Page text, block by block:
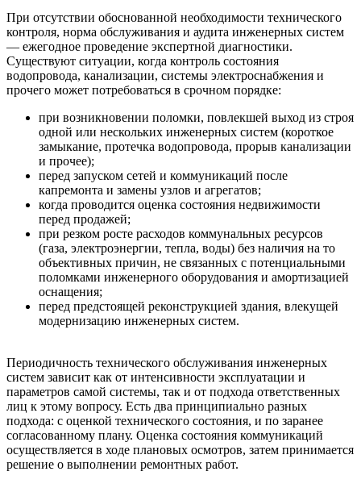
При отсутствии обоснованной необходимости технического
контроля, норма обслуживания и аудита инженерных систем
— ежегодное проведение экспертной диагностики.
Существуют ситуации, когда контроль состояния
водопровода, канализации, системы электроснабжения и
прочего может потребоваться в срочном порядке:
при возникновении поломки, повлекшей выход из строя
одной или нескольких инженерных систем (короткое
замыкание, протечка водопровода, прорыв канализации
и прочее);
перед запуском сетей и коммуникаций после
капремонта и замены узлов и агрегатов;
когда проводится оценка состояния недвижимости
перед продажей;
при резком росте расходов коммунальных ресурсов
(газа, электроэнергии, тепла, воды) без наличия на то
объективных причин, не связанных с потенциальными
поломками инженерного оборудования и амортизацией
оснащения;
перед предстоящей реконструкцией здания, влекущей
модернизацию инженерных систем.
Периодичность технического обслуживания инженерных
систем зависит как от интенсивности эксплуатации и
параметров самой системы, так и от подхода ответственных
лиц к этому вопросу. Есть два принципиально разных
подхода: с оценкой технического состояния, и по заранее
согласованному плану. Оценка состояния коммуникаций
осуществляется в ходе плановых осмотров, затем принимается
решение о выполнении ремонтных работ.